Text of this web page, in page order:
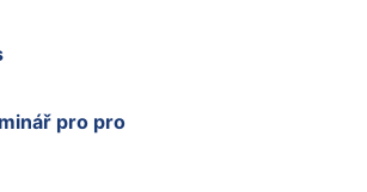
pro pro